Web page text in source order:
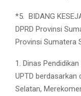
*5.
BIDANG
DPRD Provinsi
Provinsi Sumatera
1. Dinas
UPTD
Selatan,